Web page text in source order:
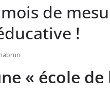
de
!
« école